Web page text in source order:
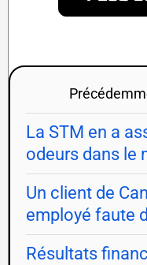
La STM en a
odeurs dans le
Un client de
employé faute
Résultats